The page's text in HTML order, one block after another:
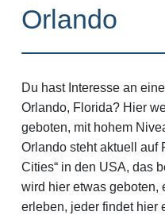
Orlando
Du hast Interesse an
Orlando, Florida? Hier
geboten, mit hohem
Orlando steht aktuell auf
Cities“ in den USA, das
wird hier etwas geboten,
erleben, jeder findet hier